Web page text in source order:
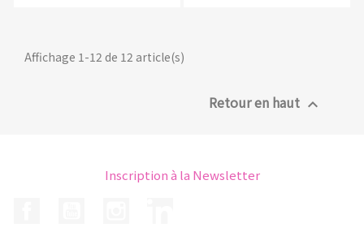
Affichage 1-12 de 12 article(s)
Retour en haut 
Inscription à la Newsletter